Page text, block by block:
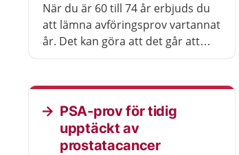
När du är 60 till 74 år erbjuds du
att lämna avföringsprov vartannat
år. Det kan göra att det går att
PSA-prov för tidig
upptäckt av
prostatacancer